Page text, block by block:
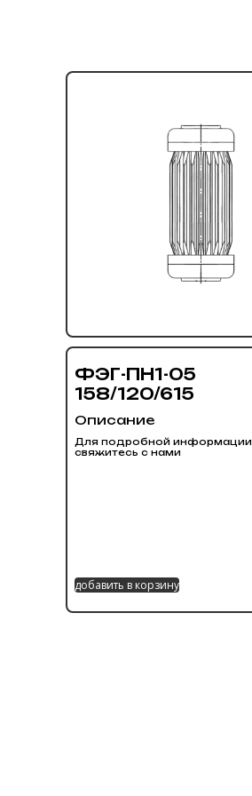
ФЭГ-ПН1-05
158/120/615
Описание
Для подробной информации
свяжитесь с нами
добавить в корзину